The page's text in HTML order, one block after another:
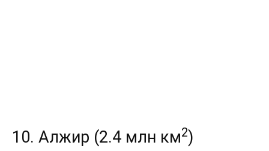
10. Алжир (2.4 млн км2)